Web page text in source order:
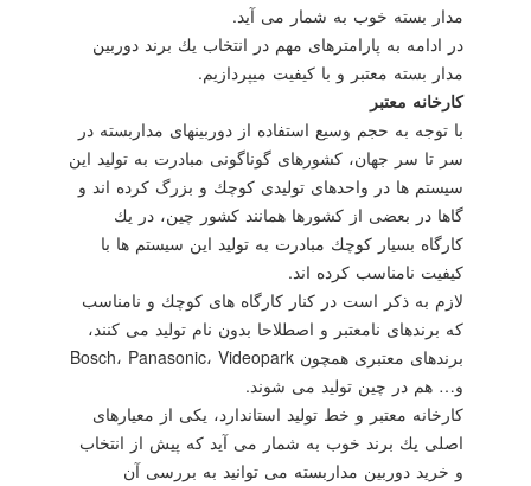
مدار بسته خوب به شمار می آید.
در ادامه به پارامترهای مهم در انتخاب یك برند دوربین
مدار بسته معتبر و با كیفیت میپردازیم.
كارخانه معتبر
با توجه به حجم وسیع استفاده از دوربینهای مداربسته در
سر تا سر جهان، كشورهای گوناگونی مبادرت به تولید این
سیستم ها در واحدهای تولیدی كوچك و بزرگ كرده اند و
گاها در بعضی از كشورها همانند كشور چین، در یك
كارگاه بسیار كوچك مبادرت به تولید این سیستم ها با
كیفیت نامناسب كرده اند.
لازم به ذكر است در كنار كارگاه های كوچك و نامناسب
كه برندهای نامعتبر و اصطلاحا بدون نام تولید می كنند،
برندهای معتبری همچون Bosch، Panasonic، Videopark
و… هم در چین تولید می شوند.
كارخانه معتبر و خط تولید استاندارد، یكی از معیارهای
اصلی یك برند خوب به شمار می آید كه پیش از انتخاب
و خرید دوربین مداربسته می توانید به بررسی آن